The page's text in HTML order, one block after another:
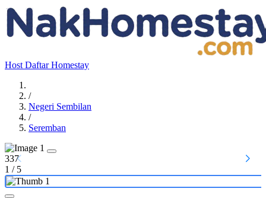
Host Daftar Homestay
/
Negeri Sembilan
/
Seremban
337
1 / 5